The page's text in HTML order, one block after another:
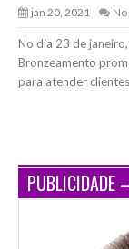
jan 20, 2021
No dia 23 de
Bronzeamento
para atender clientes
PUBLICIDADE